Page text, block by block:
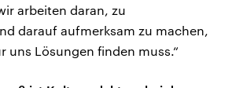
arbeiten daran, zu
darauf aufmerksam zu machen,
uns Lösungen finden muss.“